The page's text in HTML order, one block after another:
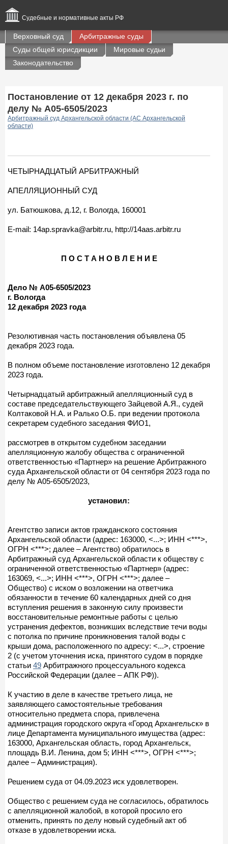
Судебные и нормативные акты РФ
Верховный суд
Арбитражные суды
Суды общей юрисдикции
Мировые судьи
Законодательство
Постановление от 12 декабря 2023 г. по
делу № А05-6505/2023
Арбитражный суд Архангельской области (АС Архангельской
области)
ЧЕТЫРНАДЦАТЫЙ АРБИТРАЖНЫЙ
АПЕЛЛЯЦИОННЫЙ СУД
ул. Батюшкова, д.12, г. Вологда, 160001
E-mail: 14ap.spravka@arbitr.ru, http://14aas.arbitr.ru
П О С Т А Н О В Л Е Н И Е
Дело № А05-6505/2023
г. Вологда
12 декабря 2023 года
Резолютивная часть постановления объявлена 05
декабря 2023 года.
В полном объеме постановление изготовлено 12 декабря
2023 года.
Четырнадцатый арбитражный апелляционный суд в
составе председательствующего Зайцевой А.Я., судей
Колтаковой Н.А. и Ралько О.Б. при ведении протокола
секретарем судебного заседания ФИО1,
рассмотрев в открытом судебном заседании
апелляционную жалобу общества с ограниченной
ответственностью «Партнер» на решение Арбитражного
суда Архангельской области от 04 сентября 2023 года по
делу № А05-6505/2023,
установил:
Агентство записи актов гражданского состояния
Архангельской области (адрес: 163000, <...>; ИНН <***>,
ОГРН <***>; далее – Агентство) обратилось в
Арбитражный суд Архангельской области к обществу с
ограниченной ответственностью «Партнер» (адрес:
163069, <...>; ИНН <***>, ОГРН <***>; далее –
Общество) с иском о возложении на ответчика
обязанности в течение 60 календарных дней со дня
вступления решения в законную силу произвести
восстановительные ремонтные работы с целью
устранения дефектов, возникших вследствие течи воды
с потолка по причине проникновения талой воды с
крыши дома, расположенного по адресу: <...>, строение
2 (с учетом уточнения иска, принятого судом в порядке
статьи 49 Арбитражного процессуального кодекса
Российской Федерации (далее – АПК РФ)).
К участию в деле в качестве третьего лица, не
заявляющего самостоятельные требования
относительно предмета спора, привлечена
администрация городского округа «Город Архангельск» в
лице Департамента муниципального имущества (адрес:
163000, Архангельская область, город Архангельск,
площадь В.И. Ленина, дом 5; ИНН <***>, ОГРН <***>;
далее – Администрация).
Решением суда от 04.09.2023 иск удовлетворен.
Общество с решением суда не согласилось, обратилось
с апелляционной жалобой, в которой просило его
отменить, принять по делу новый судебный акт об
отказе в удовлетворении иска.